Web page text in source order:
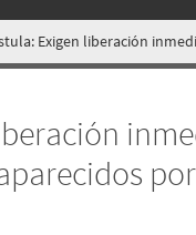
Exigen liberación